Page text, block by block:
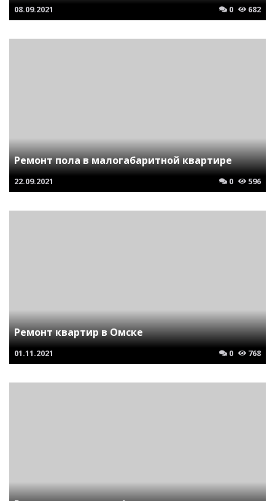
08.09.2021 0 682
Ремонт пола в малогабаритной квартире
22.09.2021 0 596
Ремонт квартир в Омске
01.11.2021 0 768